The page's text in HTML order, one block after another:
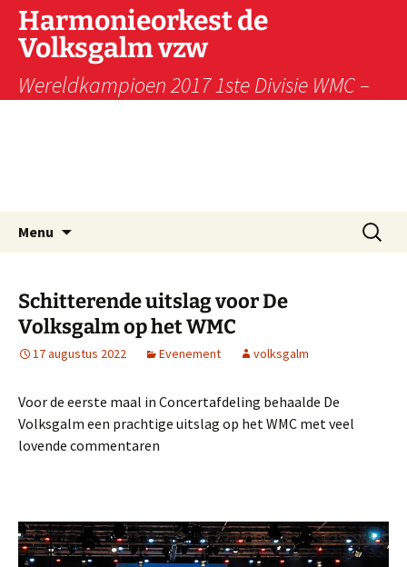
Harmonieorkest de
Volksgalm vzw
Wereldkampioen 2017 1ste Divisie WMC –
Menu
Zoeken
naar:
Schitterende uitslag voor De
Volksgalm op het WMC
17 augustus 2022 Evenement volksgalm
Voor de eerste maal in Concertafdeling behaalde De
Volksgalm een prachtige uitslag op het WMC met veel
lovende commentaren